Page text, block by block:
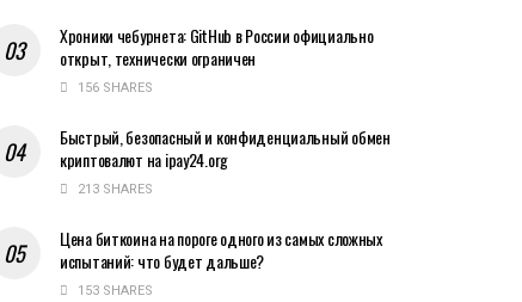
Хроники чебурнета: GitHub в России официально
открыт, технически ограничен
156 SHARES
Быстрый, безопасный и конфиденциальный обмен
криптовалют на ipay24.org
213 SHARES
Цена биткоина на пороге одного из самых сложных
испытаний: что будет дальше?
153 SHARES